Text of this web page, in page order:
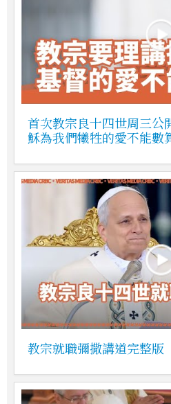
首次教宗良十四世周三公
穌為我們犧牲的愛不能數
教宗就職彌撒講道完整版